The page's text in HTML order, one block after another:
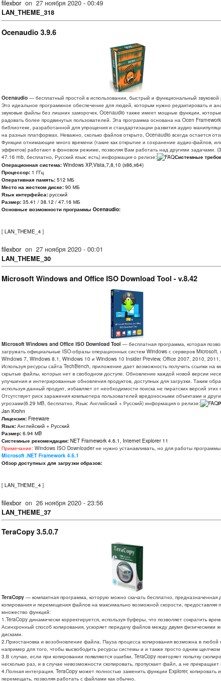
filexboron 27 ноября 2020 - 00:49
LAN_THEME_318
Ocenaudio 3.9.6
Ocenaudio — бесплатный простой в использовании, быстрый и функциональный звуковой
Это идеальное программное обеспечение для людей, которым нужно редактировать и
звуковые файлы без лишних заморочек. Ocenaudio также имеет мощные функции,
радовать более продвинутых пользователей. Эта программа основана на Ocen
библиотеке, разработанной для упрощения и стандартизации развития аудио
на разных платформах. Неважно, сколько файлов открыто, Ocenaudio всегда остается
Функции отнимающие много времени (такие как открытие и сохранение аудио-файлов,
эффектов) работают в фоновом режиме, позволяя Вам работать над другими задачами.
47.16 mb, бесплатно, Русский язык: есть) информация о релизе:
Системные
Операционная система: Windows XP,Vista,7,8,10 (x86,x64)
Процессор: 1 ГГц
Оперативная память: 512 МБ
Место на жестком диске: 90 МБ
Язык интерфейса: русский
Размер: 35.41 / 38.12 / 47.16 МБ
Основные возможности программы Ocenaudio:
[ LAN_THEME_4 ]
filexboron 27 ноября 2020 - 00:01
LAN_THEME_30
Microsoft Windows and Office ISO Download Tool - v.8.42
Microsoft Windows and Office ISO Download Tool — бесплатная программа, которая
загружать официальные ISO-образы операционных систем Windows с серверов Microsoft,
Windows 7, Windows 8.1, Windows 10 и Windows 10 Insider Preview, Office 2007, 2010,
Используя ресурсы сайта TechBench, приложение дает возможность получить ссылки на
скрытые файлы, которых нет в свободном доступе. Обновление каждой новой версии
улучшения и интегрированные обновления продуктов, доступных для загрузки. Таким
используя данный продукт, избавляет от необходимости поиска не пиратских версий этих
Отсутствует риск заражения компьютера пользователей вредоносными объектами и
угрозами(6.29 МB, бесплатно, Язык: Английский + Русский) информация о релизе:
Jan Krohn
Лицензия: Freeware
Язык: Английский + Русский
Размер: 6.94 МB
Системные рекомендации: NET Framework 4.6.1, Internet Explorer 11
Примечание: Windows ISO Downloader не нужно устанавливать, но для работы программы
Microsoft .NET Framework 4.6.1
Обзор доступных для загрузки образов:
[ LAN_THEME_4 ]
filexboron 26 ноября 2020 - 23:56
LAN_THEME_37
TeraCopy 3.5.0.7
TeraCopy — компактная программа, которую можно скачать бесплатно, предназначенная
копирования и перемещения файлов на максимально возможной скорости, предоставляя
множество функций:
1.TeraCopy динамически корректируется, используя буферы, что позволяет сократить
Асинхронный способ копирования, ускоряет передачу файлов между двумя физическими
дисками.
2.Приостановка и возобновление файла. Пауза процесса копирования возможна в
например для того, чтобы высвободить ресурсы системы и и также просто одним
3.В случае, если при копировании появляются ошибки, TeraCopy повторяет попытку
несколько раз, и в случае невозможности скопировать, пропускает файл, а не прекращает
4.Полная интеграция. TeraCopy может полностью заменить функции Explorer, копировать и
перемещать, позволяя работать с файлами как обычно.